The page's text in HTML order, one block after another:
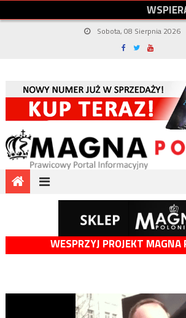
WSPIER
Sobota, 08 Sierpnia 2026
WESPRZYJ PROJEKT MAGNA